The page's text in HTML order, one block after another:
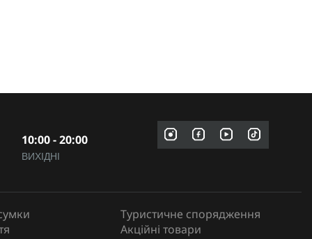
10:00 - 20:00
ВИХІДНІ
Туристичне спорядження
Акційні товари